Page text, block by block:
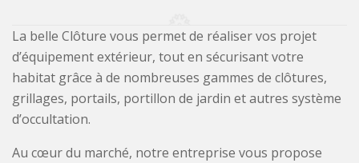
La belle Clôture vous permet de réaliser vos projet
d’équipement extérieur, tout en sécurisant votre
habitat grâce à de nombreuses gammes de clôtures,
grillages, portails, portillon de jardin et autres système
d’occultation.
Au cœur du marché, notre entreprise vous propose